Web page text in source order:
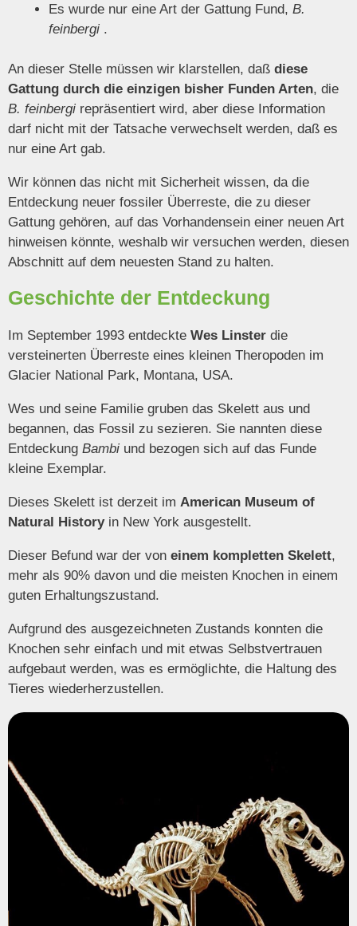
Es wurde nur eine Art der Gattung Fund, B.
feinbergi .
An dieser Stelle müssen wir klarstellen, daß diese
Gattung durch die einzigen bisher Funden Arten, die
B. feinbergi repräsentiert wird, aber diese Information
darf nicht mit der Tatsache verwechselt werden, daß es
nur eine Art gab.
Wir können das nicht mit Sicherheit wissen, da die
Entdeckung neuer fossiler Überreste, die zu dieser
Gattung gehören, auf das Vorhandensein einer neuen Art
hinweisen könnte, weshalb wir versuchen werden, diesen
Abschnitt auf dem neuesten Stand zu halten.
Geschichte der Entdeckung
Im September 1993 entdeckte Wes Linster die
versteinerten Überreste eines kleinen Theropoden im
Glacier National Park, Montana, USA.
Wes und seine Familie gruben das Skelett aus und
begannen, das Fossil zu sezieren. Sie nannten diese
Entdeckung Bambi und bezogen sich auf das Funde
kleine Exemplar.
Dieses Skelett ist derzeit im American Museum of
Natural Historyin New York ausgestellt.
Dieser Befund war der von einem kompletten Skelett,
mehr als 90% davon und die meisten Knochen in einem
guten Erhaltungszustand.
Aufgrund des ausgezeichneten Zustands konnten die
Knochen sehr einfach und mit etwas Selbstvertrauen
aufgebaut werden, was es ermöglichte, die Haltung des
Tieres wiederherzustellen.